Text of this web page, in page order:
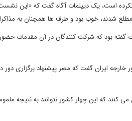
است، یک دیپلمات آگاه گفت که «این نشست
شدند، خوب بود و طرف ها همچنان به
گفته بود که شرکت کنندگان در آن مقدمات
خارجه ایران گفت که مصر پیشنهاد برگزاری
که این چهار کشور نتوانند به نتیجه